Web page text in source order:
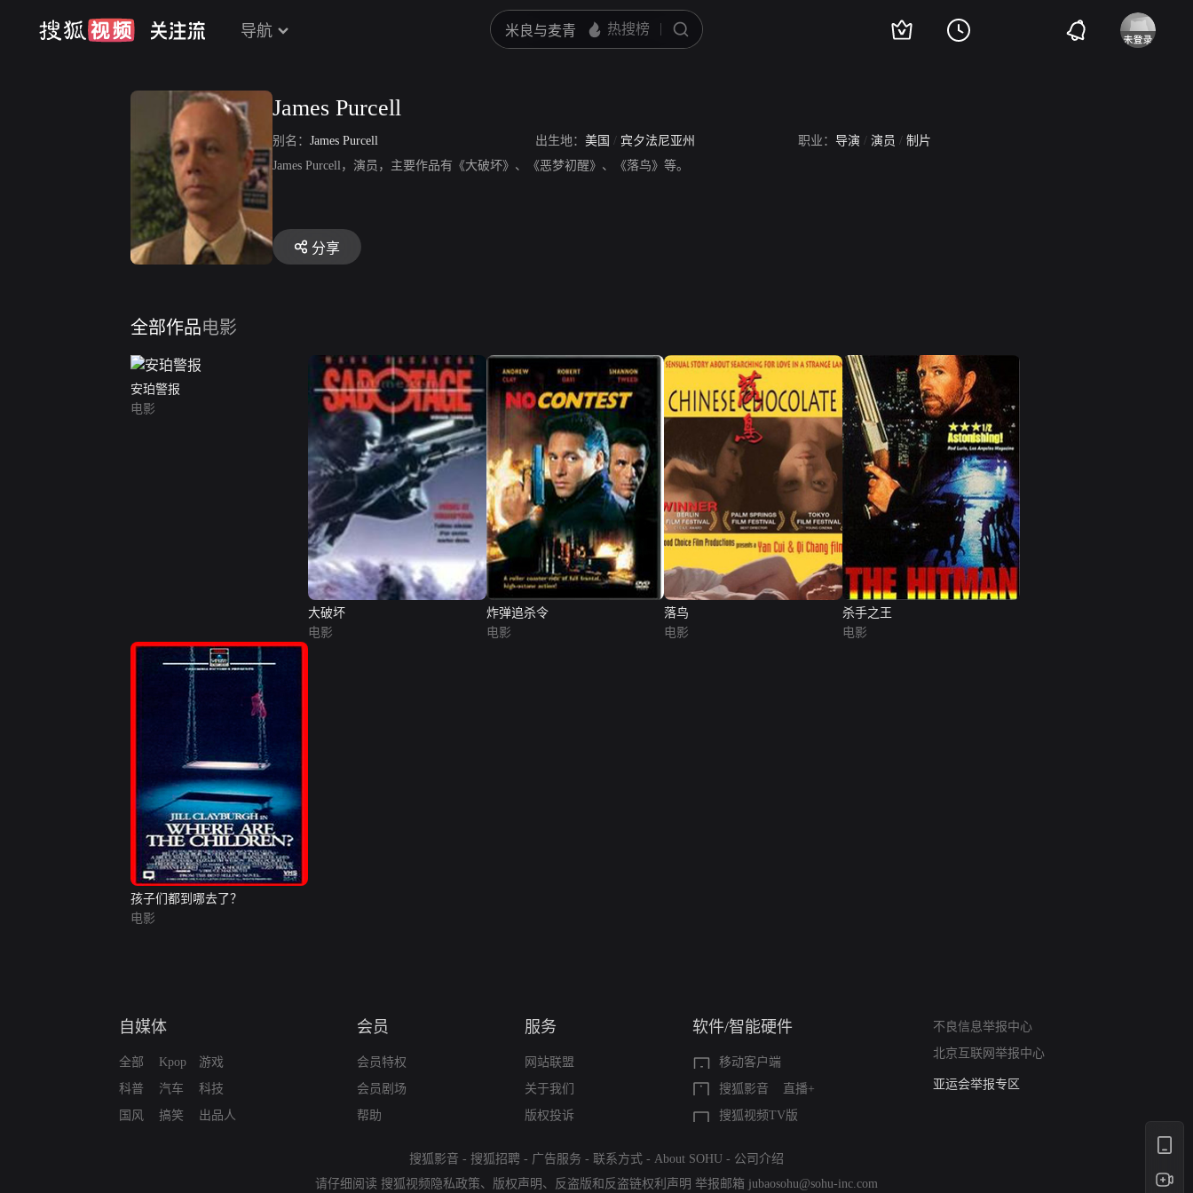
导航
James Purcell
别名： James Purcell 出生地： 美国 / 宾夕法尼亚州 职业： 导演 / 演员 / 制片
James Purcell，演员，主要作品有《大破坏》、《恶梦初醒》、《落鸟》等。
分享
全部作品电影
安珀警报
电影
大破坏
电影
炸弹追杀令
电影
落鸟
电影
杀手之王
电影
孩子们都到哪去了？
电影
自媒体
全部
科普
国风
Kpop
汽车
搞笑
游戏
科技
出品人
会员
会员特权
会员剧场
帮助
服务
网站联盟
关于我们
版权投诉
软件/智能硬件
移动客户端
搜狐影音
直播+
搜狐视频TV版
不良信息举报中心
北京互联网举报中心
算法推荐专项举报
亚运会举报专区
搜狐影音 - 搜狐招聘 - 广告服务 - 联系方式 - About SOHU - 公司介绍
请仔细阅读 搜狐视频隐私政策、 版权声明 、 反盗版和反盗链权利声明 举报邮箱 jubaosohu@sohu-inc.com